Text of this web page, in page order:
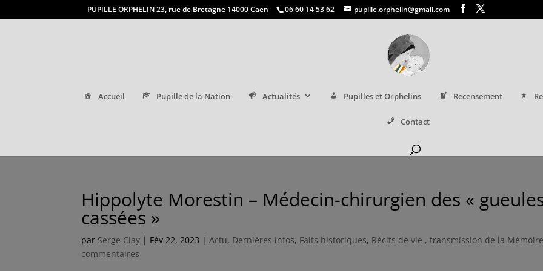
PUPILLE ORPHELIN 23, rue de Bretagne 14000 Caen 06 60 14 53 62 pupille.orphelin@gmail.com
Accueil Pupille de la Nation Actualités Pupilles et Orphelins Recensement
Contact
Hippolyte Morestin – Médecin-chirurgien des «
cassées »
par Serge Clay | Fév 22, 2023 |Actu, Dernières infos, Faits historiques, Récits de vie , transmission de la Mémoire
commentaires